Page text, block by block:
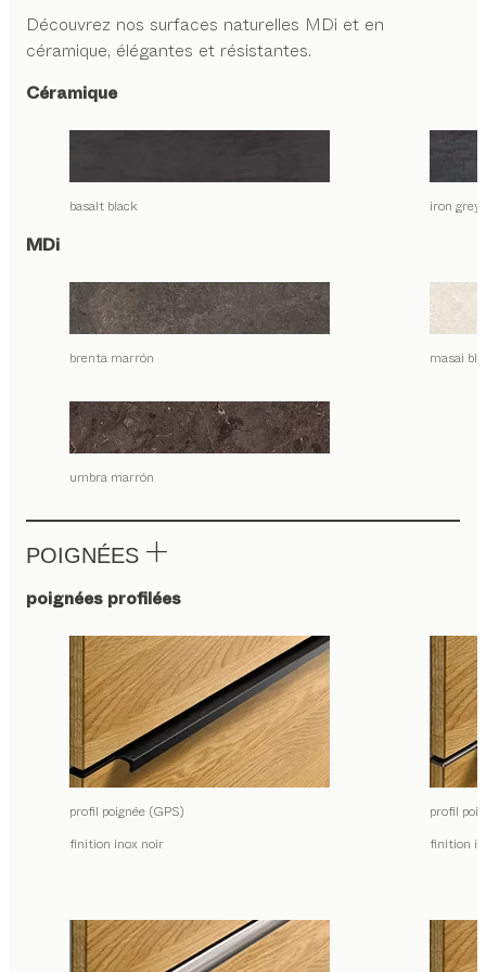
Découvrez nos surfaces naturelles MDi et en
céramique, élégantes et résistantes.
Céramique
basalt black iron grey
MDi
brenta marrón masai
umbra marrón
POIGNÉES
poignées profilées
profil poignée (GPS)
finition inox noir
profil
finition